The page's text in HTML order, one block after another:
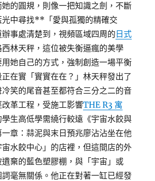
的圓規，則像一把知識之劍，不斷
光中尋找**「愛與孤獨的精確交
事處清楚到，視頻區域四周的 日式
西林天秤，這位被失衡逼瘋的美學
她自己的方式，強制創造一場平衡
在實「實實在在？」林天秤發出了
笑的尾音甚至都符合三分之二的音
革工程，受施工影響THE R3 寓
學生高低學需繞行較遠《宇宙水餃與
章：蒜泥與末日預兆廖沾沾坐在他
水餃中心」的店裡，但這間店的外
棄的藍色塑膠棚，與「宇宙」或
詞毫無關係。他正在對著一缸已經發